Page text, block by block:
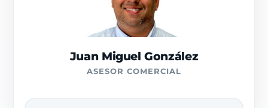
Juan Miguel González
ASESOR COMERCIAL